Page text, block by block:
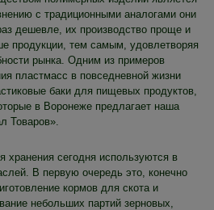
с традиционными аналогами они
дешевле, их производство проще и
продукции, тем самым, удовлетворяя
рынка. Одним из примеров
пластмасс в повседневной жизни
баки для пищевых продуктов,
в Воронеже предлагает наша
Товаров».
хранения сегодня используются в
В первую очередь это, конечно
кормов для скота и
небольших партий зерновых,